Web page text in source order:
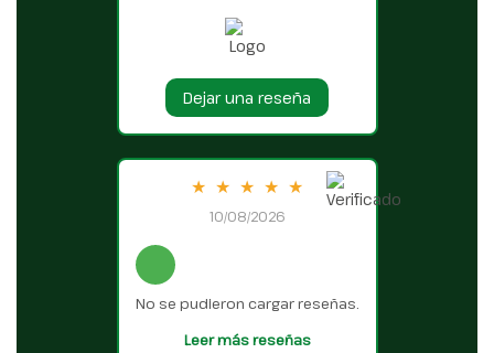
Dejar una reseña
★ ★ ★ ★ ★
10/08/2026
No se pudieron cargar reseñas.
Leer más reseñas